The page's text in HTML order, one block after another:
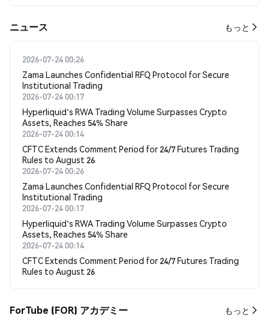
​​ニュース​​ もっと
2026-07-24 00:26
Zama Launches Confidential RFQ Protocol for Secure
Institutional Trading
2026-07-24 00:17
Hyperliquid's RWA Trading Volume Surpasses Crypto
Assets, Reaches 54% Share
2026-07-24 00:14
CFTC Extends Comment Period for 24/7 Futures Trading
Rules to August 26
2026-07-24 00:26
Zama Launches Confidential RFQ Protocol for Secure
Institutional Trading
2026-07-24 00:17
Hyperliquid's RWA Trading Volume Surpasses Crypto
Assets, Reaches 54% Share
2026-07-24 00:14
CFTC Extends Comment Period for 24/7 Futures Trading
Rules to August 26
ForTube (FOR) アカデミー もっと